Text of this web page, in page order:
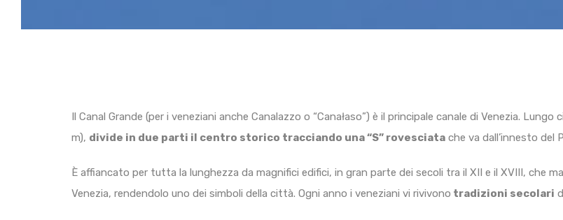
Il Canal Grande (per i veneziani anche Canalazzo o “Canałaso”) è il principale canale di Venezia.
m), divide in due parti il centro storico tracciando una “S” rovesciata che va dall’innesto del
È affiancato per tutta la lunghezza da magnifici edifici, in gran parte dei secoli tra il XII e il XVIII, che
Venezia, rendendolo uno dei simboli della città. Ogni anno i veneziani vi rivivono tradizioni secolari